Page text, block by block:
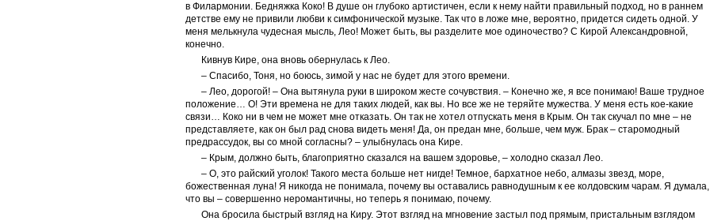
в Филармонии. Бедняжка Коко! В душе он глубоко артистичен, если к нему найти правильный подход, но в раннем
детстве ему не привили любви к симфонической музыке. Так что в ложе мне, вероятно, придется сидеть одной. У
меня мелькнула чудесная мысль, Лео! Может быть, вы разделите мое одиночество? С Кирой Александровной,
конечно.
Кивнув Кире, она вновь обернулась к Лео.
– Спасибо, Тоня, но боюсь, зимой у нас не будет для этого времени.
– Лео, дорогой! – Она вытянула руки в широком жесте сочувствия. – Конечно же, я все понимаю! Ваше трудное
положение… О! Эти времена не для таких людей, как вы. Но все же не теряйте мужества. У меня есть кое-какие
связи… Коко ни в чем не может мне отказать. Он так не хотел отпускать меня в Крым. Он так скучал по мне – не
представляете, как он был рад снова видеть меня! Да, он предан мне, больше, чем муж. Брак – старомодный
предрассудок, вы со мной согласны? – улыбнулась она Кире.
– Крым, должно быть, благоприятно сказался на вашем здоровье, – холодно сказал Лео.
– О, это райский уголок! Такого места больше нет нигде! Темное, бархатное небо, алмазы звезд, море,
божественная луна! Я никогда не понимала, почему вы оставались равнодушным к ее колдовским чарам. Я думала,
что вы – совершенно неромантичны, но теперь я понимаю, почему.
Она бросила быстрый взгляд на Киру. Этот взгляд на мгновение застыл под прямым, пристальным взглядом